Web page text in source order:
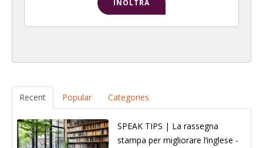
Recent Popular Categories
SPEAK TIPS | La rassegna
stampa per migliorare l’inglese -